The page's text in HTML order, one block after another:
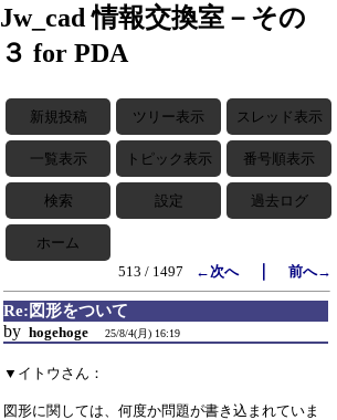
Jw_cad 情報交換室－その
３ for PDA
新規投稿 ツリー表示 スレッド表示
一覧表示 トピック表示 番号順表示
検索 設定 過去ログ
ホーム
513 / 1497
←次へ｜ 前へ→
Re:図形をついて
by hogehoge 25/8/4(月) 16:19
▼イトウさん：
図形に関しては、何度か問題が書き込まれていま